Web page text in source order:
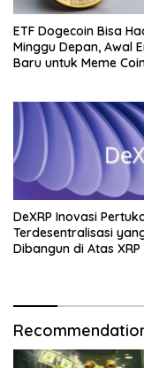
ETF Dogecoin Bisa
Minggu Depan, Awal
Baru untuk Meme
DeXRP Inovasi
Terdesentralisasi
Dibangun di Atas